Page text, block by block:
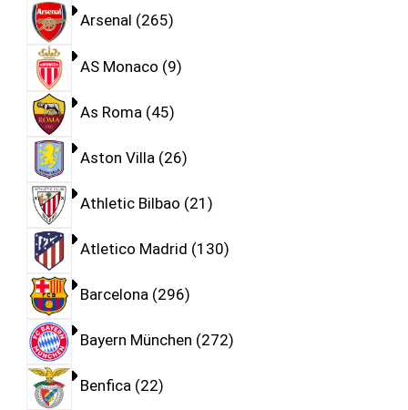
Arsenal 265
AS Monaco 9
As Roma 45
Aston Villa 26
Athletic Bilbao 21
Atletico Madrid 130
Barcelona 296
Bayern München 272
Benfica 22